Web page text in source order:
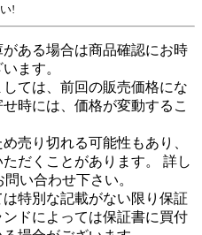
!
ある場合は商品確認にお時
ます。
ては、前回の販売価格にな
時には、価格が変動するこ
売り切れる可能性もあり、
だくことがあります。 詳し
問い合わせ下さい。
特別な記載がない限り保証
ドによっては保証書に買付